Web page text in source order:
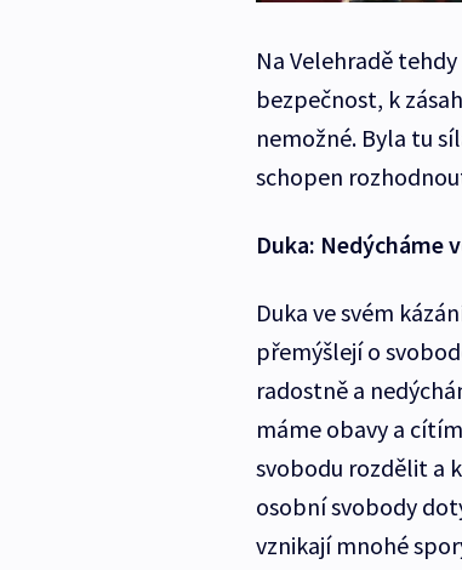
Na Velehradě
bezpečnost, k
nemožné. Byla tu
schopen
Duka: Nedýcháme
Duka ve svém
přemýšlejí o
radostně a
máme obavy a
svobodu rozdělit a
osobní svobody
vznikají mnohé